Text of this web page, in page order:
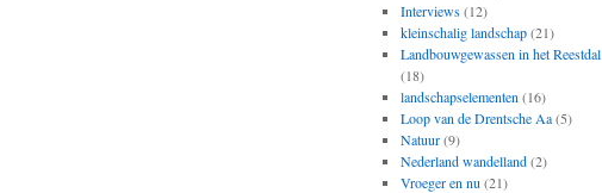
Interviews(12)
kleinschalig landschap(21)
Landbouwgewassen in het Reestdal
(18)
landschapselementen (16)
Loop van de Drentsche Aa(5)
Natuur(9)
Nederland wandelland(2)
Vroeger en nu (21)